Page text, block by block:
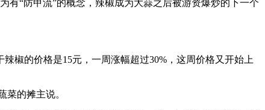
“防甲流”的概念，辣椒成为大蒜之后被游资爆炒的下一个
椒的价格是15元，一周涨幅超过30%，这周价格又开始上
菜的摊主说。